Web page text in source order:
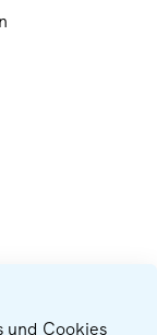
und Cookies